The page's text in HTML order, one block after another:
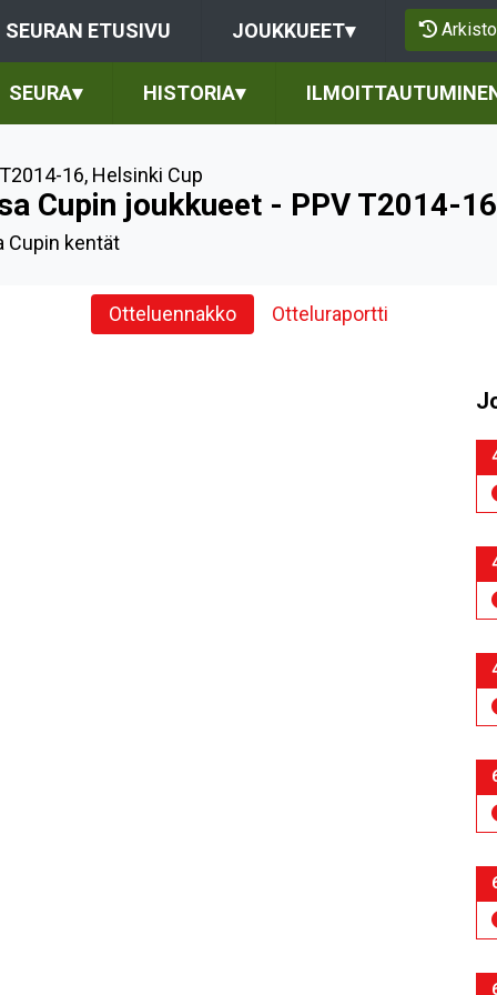
SEURAN ETUSIVU JOUKKUEET▾ Arkisto
SEURA▾ HISTORIA▾
16, Helsinki Cup
Cupin joukkueet - PPV T2014-16
Cupin kentät
Otteluennakko Otteluraportti